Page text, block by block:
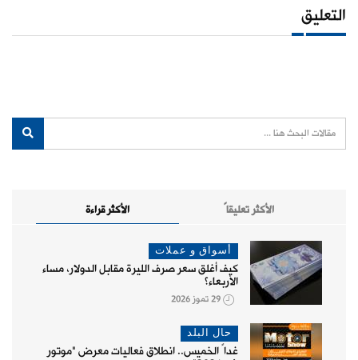
التعليق
الأكثر قراءة الأكثر تعليقاً
أسواق و عملات
كيف أغلق سعر صرف الليرة مقابل الدولار، مساء
الأربعاء؟
29 تموز 2026
حال البلد
غداً الخميس.. انطلاق فعاليات معرض "موتور